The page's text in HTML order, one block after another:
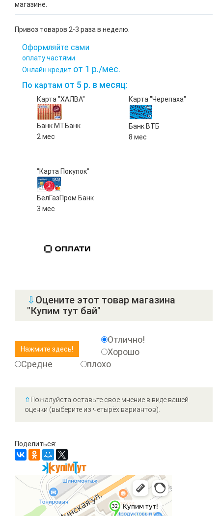
магазине.
Привоз товаров 2-3 раза в неделю.
Оформляйте сами
оплату частями
Онлайн кредит от 1 р./мес.
По картам от 5 р. в месяц:
Карта "ХАЛВА"
Банк МТБанк
2 мес
Карта "Черепаха"
Банк ВТБ
8 мес
"Карта Покупок"
БелГазПром Банк
3 мес
⇩ Оцените этот товар магазина
"Купим тут бай"
Отлично!
Хорошо
Средне
плохо
⇧ Пожалуйста оставьте своё мнение в виде вашей
оценки (выберите из четырёх вариантов).
Поделиться: